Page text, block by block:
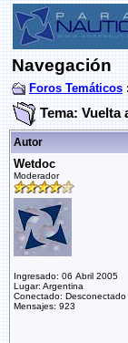
Navegación
Foros Temáticos
Tema: Vuelta
Autor
Wetdoc
Moderador
Ingresado: 06 Abril 2005
Lugar: Argentina
Conectado: Desconectado
Mensajes: 923